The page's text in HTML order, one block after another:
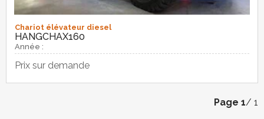
Chariot élévateur diesel
HANGCHAX160
Année :
Prix sur demande
Page 1/ 1